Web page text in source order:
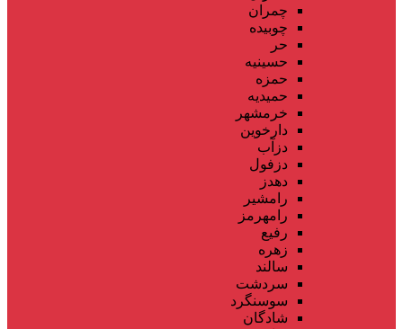
چمران
چوبیده
حر
حسینیه
حمزه
حمیدیه
خرمشهر
دارخوین
دزآب
دزفول
دهدز
رامشیر
رامهرمز
رفیع
زهره
سالند
سردشت
سوسنگرد
شادگان